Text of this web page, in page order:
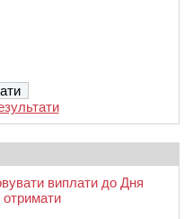
виплати до Дня
отримати